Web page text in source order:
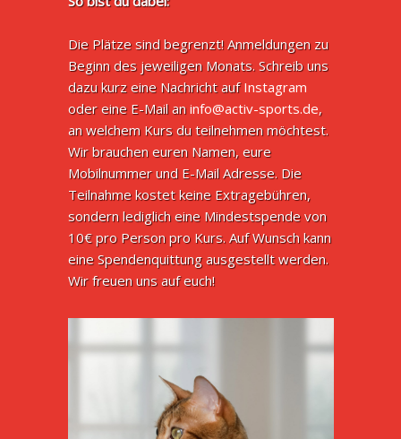
Die Plätze sind begrenzt! Anmeldungen zu
Beginn des jeweiligen Monats. Schreib uns
dazu kurz eine Nachricht aufInstagram
oder eine E-Mail aninfo@activ-sports.de,
an welchem Kurs du teilnehmen möchtest.
Wir brauchen euren Namen, eure
Mobilnummer und E-Mail Adresse. Die
Teilnahme kostet keine Extragebühren,
sondern lediglich eine Mindestspende von
10€ pro Person pro Kurs. Auf Wunsch kann
eine Spendenquittung ausgestellt werden.
Wir freuen uns auf euch!